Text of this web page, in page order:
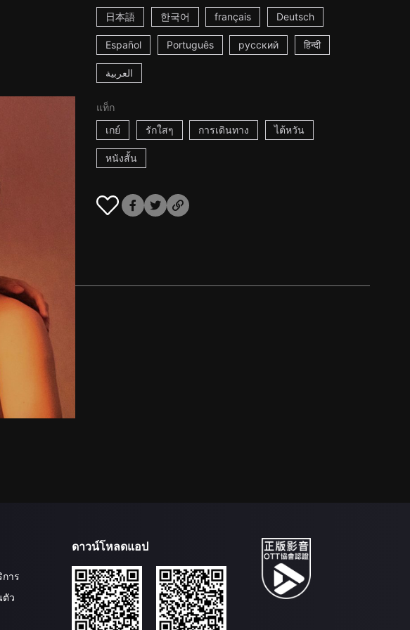
日本語 한국어 français Deutsch
Español Português русский हिन्दी
العربية
แท็ก
เกย์
รักใสๆ การเดินทาง ไต้หวัน
หนังสั้น
าร
ตัว
ดาวน์โหลดแอป